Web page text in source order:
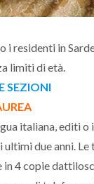
i residenti in
limiti di età.
SEZIONI
italiana, editi
due anni.
in 4 copie